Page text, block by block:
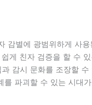
감별에 광범위하게 사용
게 친자 검증을 할 수
감시 문화를 조장할 수
파괴할 수 있는 시대